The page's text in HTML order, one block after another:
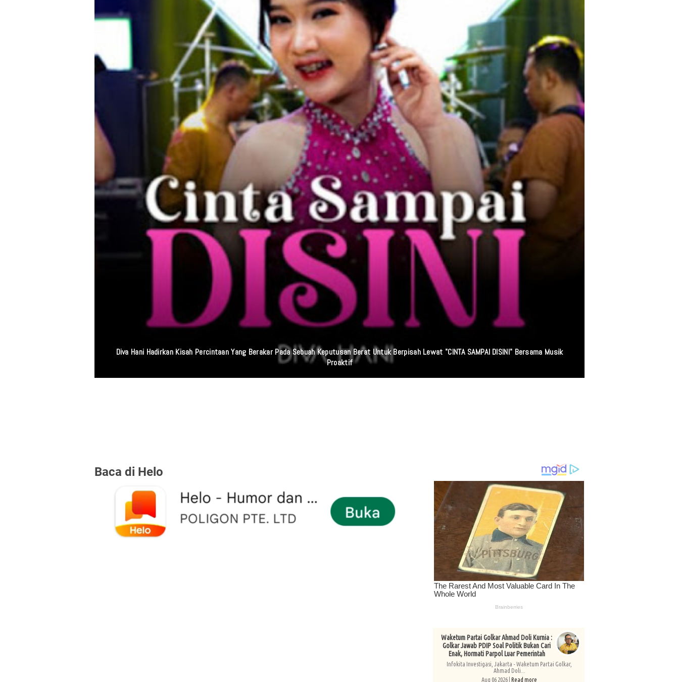
Miris! Propam Polda Sumut Dan Wasidik Ditreskrimum Diduga Permainkan Masyarakat Kecil Yang Mencari Keadilan
Baca di Helo
Waketum Partai Golkar Ahmad Doli Kurnia :
Golkar Jawab PDIP Soal Politik Bukan Cari
Enak, Hormati Parpol Luar Pemerintah
Infokita Investigasi, Jakarta - Waketum Partai Golkar,
Ahmad Doli...
Aug 06 2026 | Read more